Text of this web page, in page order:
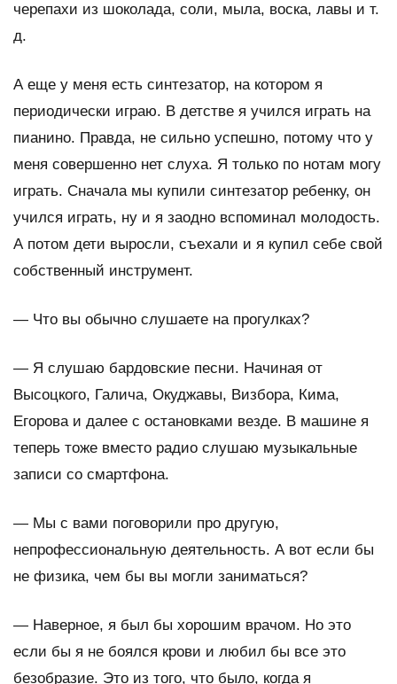
черепахи из шоколада, соли, мыла, воска, лавы и т.
д.
А еще у меня есть синтезатор, на котором я
периодически играю. В детстве я учился играть на
пианино. Правда, не сильно успешно, потому что у
меня совершенно нет слуха. Я только по нотам могу
играть. Сначала мы купили синтезатор ребенку, он
учился играть, ну и я заодно вспоминал молодость.
А потом дети выросли, съехали и я купил себе свой
собственный инструмент.
— Что вы обычно слушаете на прогулках?
— Я слушаю бардовские песни. Начиная от
Высоцкого, Галича, Окуджавы, Визбора, Кима,
Егорова и далее с остановками везде. В машине я
теперь тоже вместо радио слушаю музыкальные
записи со смартфона.
— Мы с вами поговорили про другую,
непрофессиональную деятельность. А вот если бы
не физика, чем бы вы могли заниматься?
— Наверное, я был бы хорошим врачом. Но это
если бы я не боялся крови и любил бы все это
безобразие. Это из того, что было, когда я